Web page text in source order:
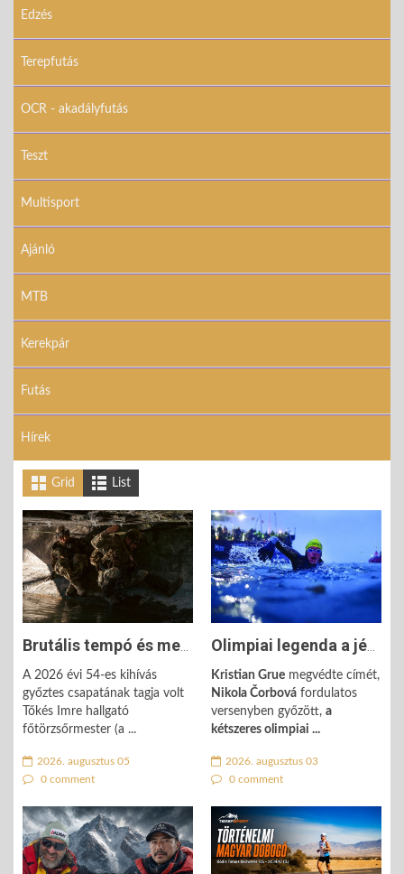
Edzés
Terepfutás
OCR - akadályfutás
Teszt
Multisport
Ajánló
MTB
Kerekpár
Futás
Hírek
Grid List
Brutális tempó és mentális harc: Tőkés Imre útja az 54-es kihívás ...
A 2026 évi 54-es kihívás
győztes csapatának tagja volt
Tőkés Imre hallgató
főtörzsőrmester (a ...
2026. augusztus 05
0 comment
Olimpiai legenda a jéghideg fjordban: Alistair Brownlee drámai ...
Kristian Grue megvédte címét,
Nikola Čorbová fordulatos
versenyben győzött, a
kétszeres olimpiai ...
2026. augusztus 03
0 comment